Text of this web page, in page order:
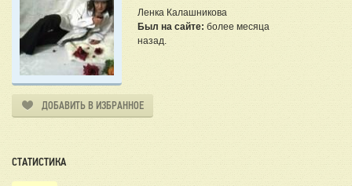
Ленка Калашникова
Был на сайте: более месяца
назад.
ДОБАВИТЬ В ИЗБРАННОЕ
СТАТИСТИКА